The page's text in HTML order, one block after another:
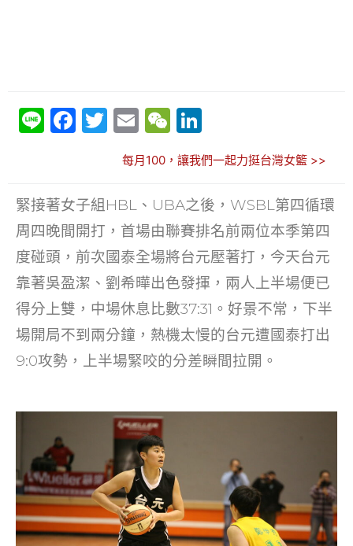
Li F
e
b
o
o
k
T
itt
er
E
ai
l
W
C
h
at
k
e
dI
n
每月100，讓我們一起力挺台灣女籃 >>
緊接著女子組HBL、UBA之後，WSBL第四循環
周四晚間開打，首場由聯賽排名前兩位本季第四
度碰頭，前次國泰全場將台元壓著打，今天台元
靠著吳盈潔、劉希曄出色發揮，兩人上半場便已
得分上雙，中場休息比數37:31。好景不常，下半
場開局不到兩分鐘，熱機太慢的台元遭國泰打出
9:0攻勢，上半場緊咬的分差瞬間拉開。